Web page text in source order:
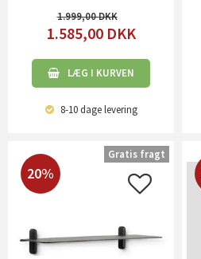
1.999,00
1.585,00 DKK
LÆG I KURVEN
8-10 dagelevering
20%
Gratis fragt